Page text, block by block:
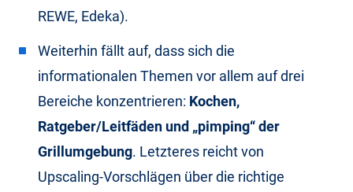
REWE, Edeka).
Weiterhin fällt auf, dass sich die
informationalen Themen vor allem auf drei
Bereiche konzentrieren: Kochen,
Ratgeber/Leitfäden und „pimping“ der
Grillumgebung. Letzteres reicht von
Upscaling-Vorschlägen über die richtige